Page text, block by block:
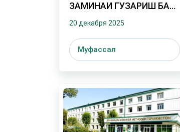
ЗАМИНАИ ГУЗАРИШ БА
ИҚТИСОДИ
20 декабря 2025
Муфассал